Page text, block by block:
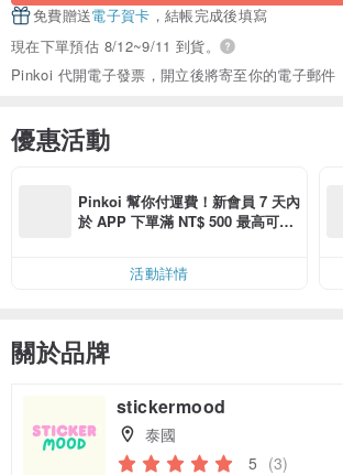
免費贈送電子賀卡 ，結帳完成後填寫
現在下單預估 8/12~9/11 到貨。
Pinkoi 代開電子發票，開立後將寄至你的電子郵件
優惠活動
Pinkoi 幫你付運費！新會員 7 天內
於 APP 下單滿 NT$ 500 最高可折
活動詳情
關於品牌
stickermood
泰國
5 (3)